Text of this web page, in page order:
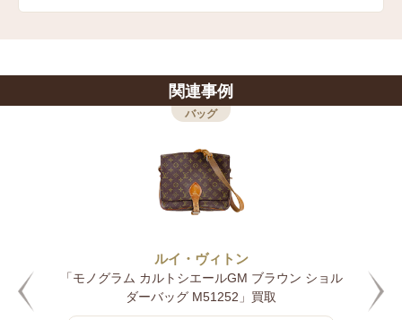
関連事例
バッグ
ルイ・ヴィトン
「モノグラム ミュゼット ブラウン ロング ショルダ
ーバッグ M51256」買取